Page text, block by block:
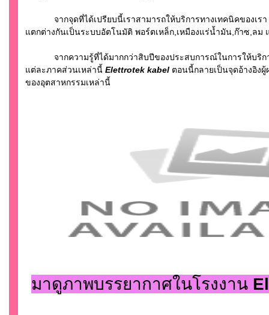
จากจุดที่ได้เปรียบนี้เราสามารถให้บริการทางเทคนิคของเรา
แตกต่างกันเป็นระบบอัตโนมัติ พอร์ตเหล็ก,เหมืองแร่น้ำมัน,ก๊าซ,ลม
จากความรู้ที่ได้มากกว่าสิบปีของประสบการณ์ในการให้บริการ
แต่ละภาคส่วนเหล่านี้ Elettrotek kabel ตอนนี้กลายเป็นจุดอ้างอิง
ของอุตสาหกรรมเหล่านี้
มาดูภาพบรรยากาศในโรงงาน